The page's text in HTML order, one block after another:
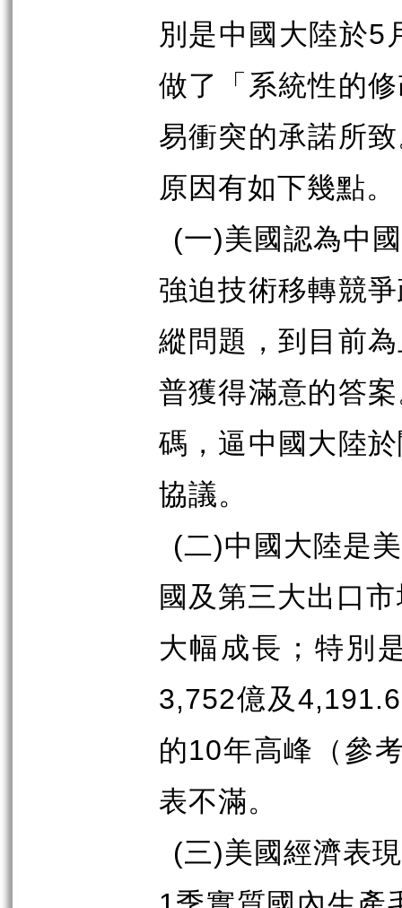
別是中國大陸於5
做了「系統性的
易衝突的承諾所
原因有如下幾點。
(一)美國認為中
強迫技術移轉競
縱問題，到目前
普獲得滿意的答
碼，逼中國大陸
協議。
(二)中國大陸是
國及第三大出口
大幅成長；特別
3,752億及 4,191.6
的10年高峰（參
表不滿。
(三)美國經濟表